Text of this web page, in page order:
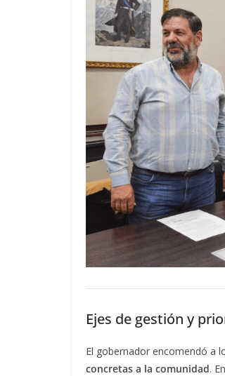
Ejes de gestión y
El gobernador encomendó a
concretas a la comunidad.